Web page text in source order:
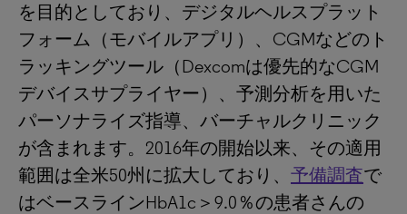
を目的としており、デジタルヘルスプラット
フォーム（モバイルアプリ）、CGMなどのト
ラッキングツール（Dexcomは優先的なCGM
デバイスサプライヤー）、予測分析を用いた
パーソナライズ指導、バーチャルクリニック
が含まれます。2016年の開始以来、その適用
範囲は全米50州に拡大しており、 予備調査で
はベースラインHbA1c＞9.0％の患者さんの